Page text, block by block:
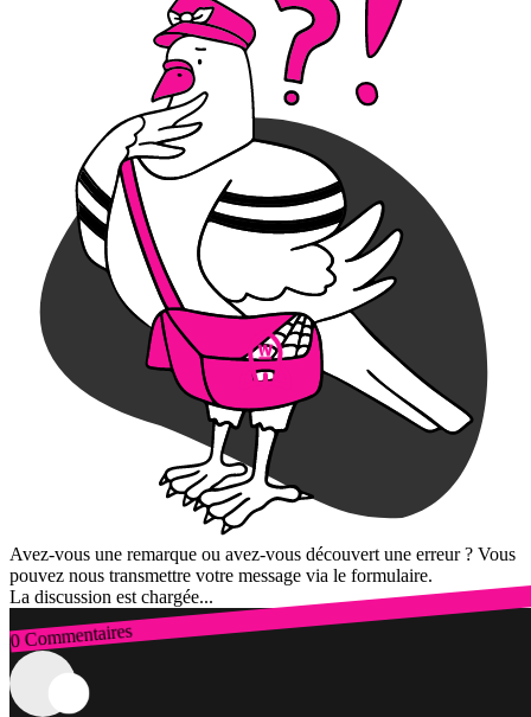
Avez-vous une remarque ou avez-vous découvert une erreur ? Vous
pouvez nous transmettre votre message via le formulaire.
La discussion est chargée...
0 Commentaires
Connexion